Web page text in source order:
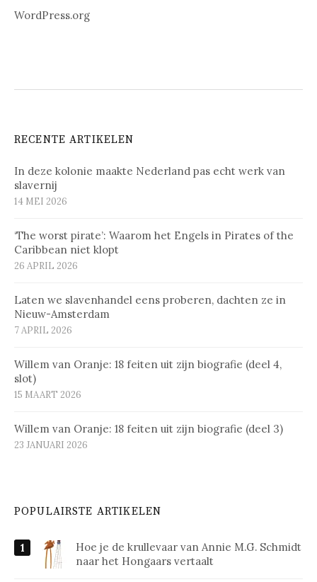
WordPress.org
RECENTE ARTIKELEN
In deze kolonie maakte Nederland pas echt werk van
slavernij
14 MEI 2026
‘The worst pirate’: Waarom het Engels in Pirates of the
Caribbean niet klopt
26 APRIL 2026
Laten we slavenhandel eens proberen, dachten ze in
Nieuw-Amsterdam
7 APRIL 2026
Willem van Oranje: 18 feiten uit zijn biografie (deel 4,
slot)
15 MAART 2026
Willem van Oranje: 18 feiten uit zijn biografie (deel 3)
23 JANUARI 2026
POPULAIRSTE ARTIKELEN
Hoe je de krullevaar van Annie M.G. Schmidt
naar het Hongaars vertaalt